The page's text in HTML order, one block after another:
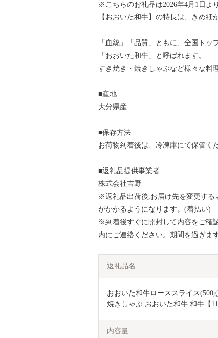
※こちらのお礼品は2026年4月1日よ
【おおいた和牛】の特長は、きめ細
「血統」「品質」ともに、全国ト
「おおいた和牛」と呼ばれます。
すき焼き・焼きしゃぶなど様々な料
■産地
大分県産
■保存方法
お荷物到着後は、冷凍庫にて保管く
■返礼品提供事業者
株式会社吉野
※返礼品出荷後,お届け先を変更する
がかかるようになります。(着払い)
※到着後すぐに開封して内容をご確
内にご連絡ください。期間を過ぎま
返礼品名
おおいた和牛ローススライス
焼きしゃぶ おおいた和牛 和牛【
内容量